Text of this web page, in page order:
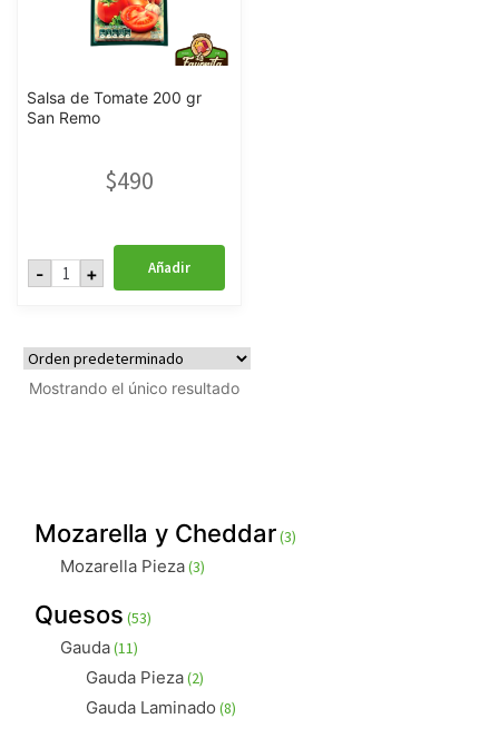
Salsa de Tomate 200 gr
San Remo
$490
- Salsa
de
Remo
cantidad
+ Añadir
Mostrando el único resultado
Mozarella y Cheddar 33
productos
Mozarella Pieza 33
Quesos 5353
productos
Gauda 1111
productos
Gauda Pieza 22
productos
Gauda Laminado 88